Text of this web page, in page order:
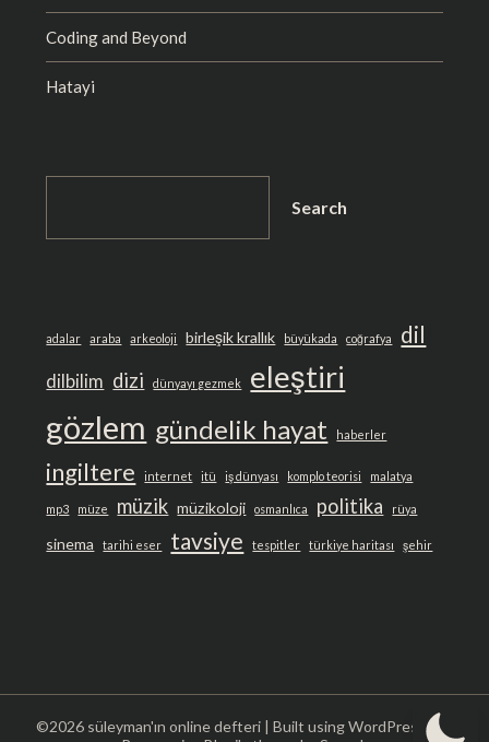
Coding and Beyond
Hatayi
Search
adalar araba arkeoloji birleşik krallık büyükada coğrafya dil
dilbilim dizi dünyayı gezmek eleştiri
gözlem gündelik hayat haberler
ingiltere internet itü iş dünyası komplo teorisi malatya
mp3 müze müzik müzikoloji osmanlıca politika rüya
sinema tarihi eser tavsiye tespitler türkiye haritası şehir
©2026 süleyman'ın online defteri | Built using WordPress and